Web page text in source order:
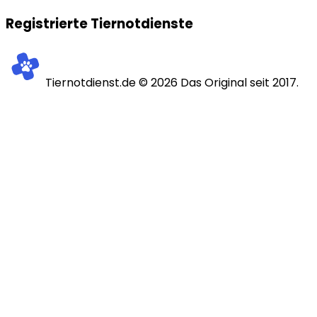
Registrierte Tiernotdienste
Tiernotdienst.de ©2026 Das Original seit 2017.